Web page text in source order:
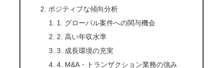
ポジティブな傾向分析
1. グローバル案件への関与機会
2. 高い年収水準
3. 成長環境の充実
4. M&A・トランザクション業務の強み